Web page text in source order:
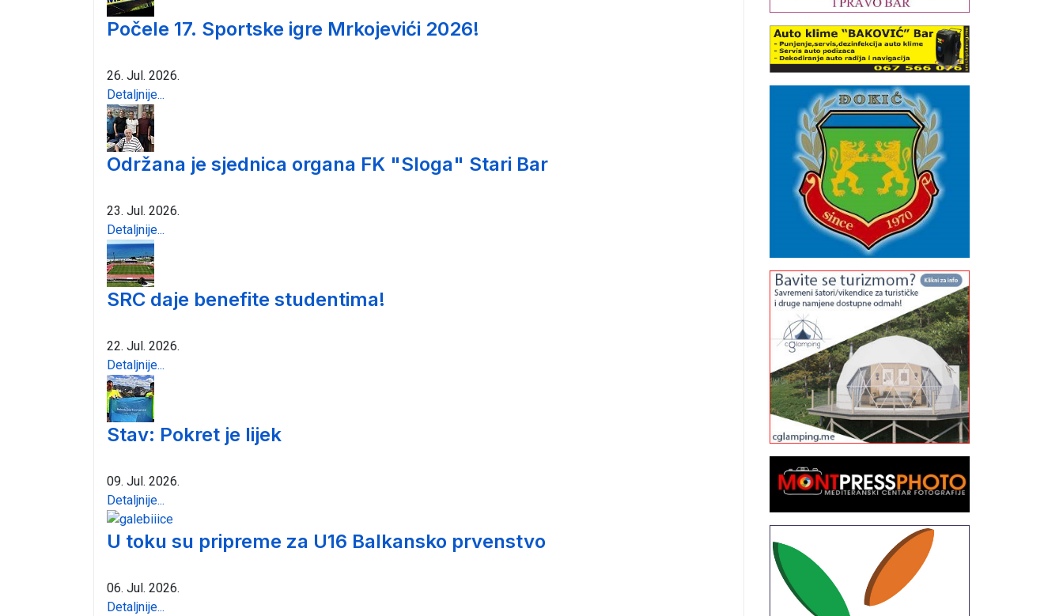
Počele 17. Sportske igre Mrkojevići 2026!
26. Jul. 2026.
Detaljnije...
Održana je sjednica organa FK "Sloga" Stari Bar
23. Jul. 2026.
Detaljnije...
SRC daje benefite studentima!
22. Jul. 2026.
Detaljnije...
Stav: Pokret je lijek
09. Jul. 2026.
Detaljnije...
U toku su pripreme za U16 Balkansko prvenstvo
06. Jul. 2026.
Detaljnije...